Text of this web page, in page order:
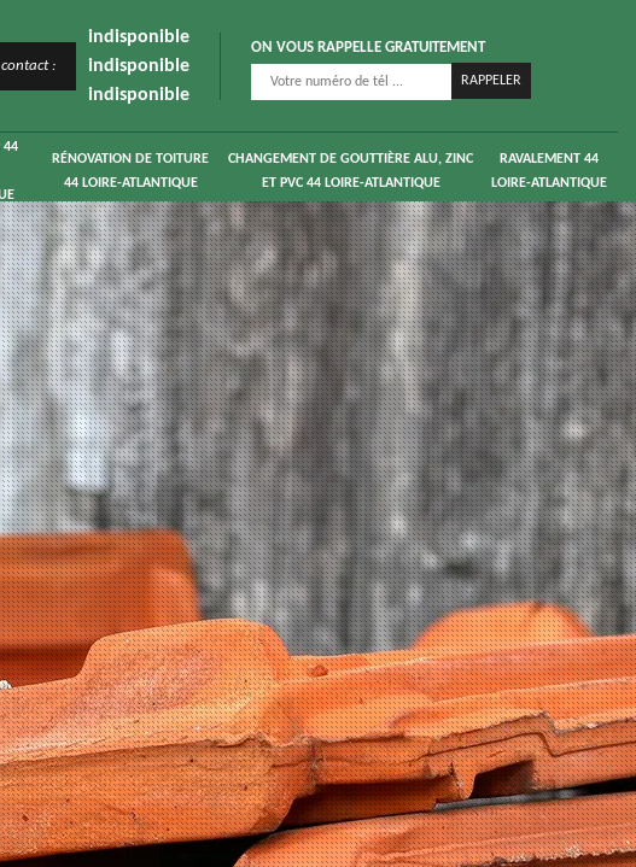
contact :
indisponible
indisponible
indisponible
ON VOUS RAPPELLE GRATUITEMENT
44
RÉNOVATION DE TOITURE
44 LOIRE-ATLANTIQUE
CHANGEMENT DE GOUTTIÈRE ALU, ZINC
ET PVC 44 LOIRE-ATLANTIQUE
RAVALEMENT 44
LOIRE-ATLANTIQUE